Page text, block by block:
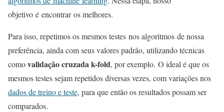
objetivo é encontrar os melhores.
Para isso, repetimos os mesmos testes nos algoritmos de nossa
preferência, ainda com seus valores padrão, utilizando técnicas
comovalidação cruzada k-fold, por exemplo. O ideal é que os
mesmos testes sejam repetidos diversas vezes, com variações nos
dados de treino e teste, para que então os resultados possam ser
comparados.